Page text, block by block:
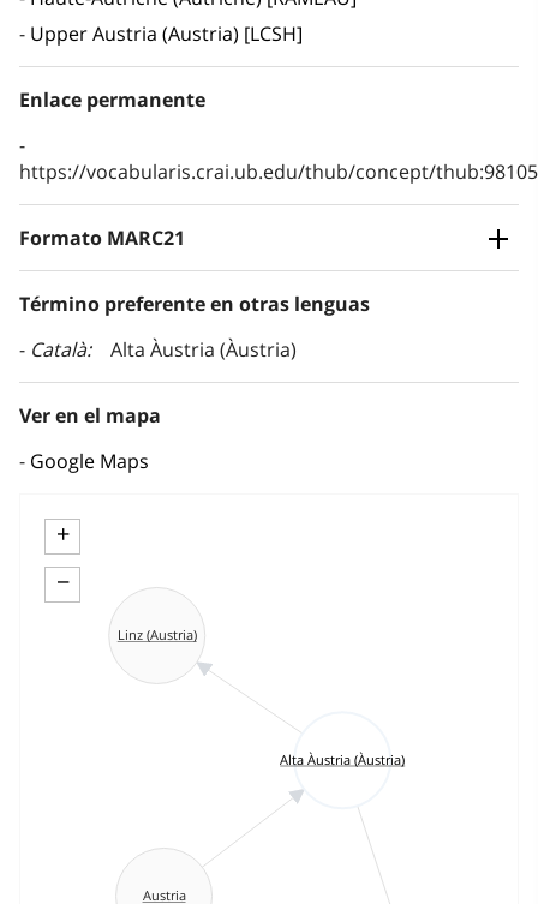
Upper Austria (Austria) [LCSH]
Enlace permanente
https://vocabularis.crai.ub.edu/thub/concept/
Formato MARC21
Término preferente en otras lenguas
Català
Alta Àustria (Àustria)
Ver en el mapa
Google Maps
+
−
Alta Àustria (Àustria)
Austria
Linz (Austria)